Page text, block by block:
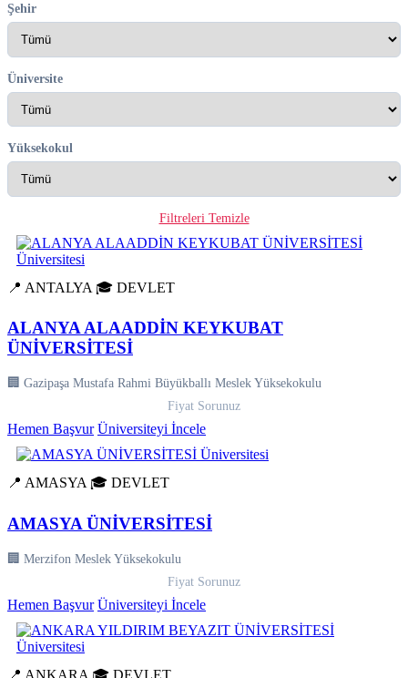
Şehir
Üniversite
Yüksekokul
Filtreleri Temizle
📍 ANTALYA 🎓 DEVLET
ALANYA ALAADDİN KEYKUBAT
ÜNİVERSİTESİ
🏢 Gazipaşa Mustafa Rahmi Büyükballı Meslek Yüksekokulu
Fiyat Sorunuz
Hemen Başvur Üniversiteyi İncele
📍 AMASYA 🎓 DEVLET
AMASYA ÜNİVERSİTESİ
🏢 Merzifon Meslek Yüksekokulu
Fiyat Sorunuz
Hemen Başvur Üniversiteyi İncele
📍 ANKARA 🎓 DEVLET